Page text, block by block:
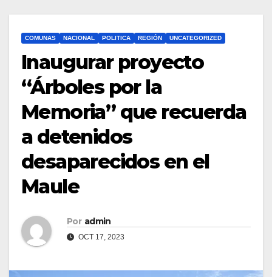
COMUNAS NACIONAL POLITICA REGIÓN UNCATEGORIZED
Inaugurar proyecto
“Árboles por la
Memoria” que recuerda
a detenidos
desaparecidos en el
Maule
Por admin
OCT 17, 2023